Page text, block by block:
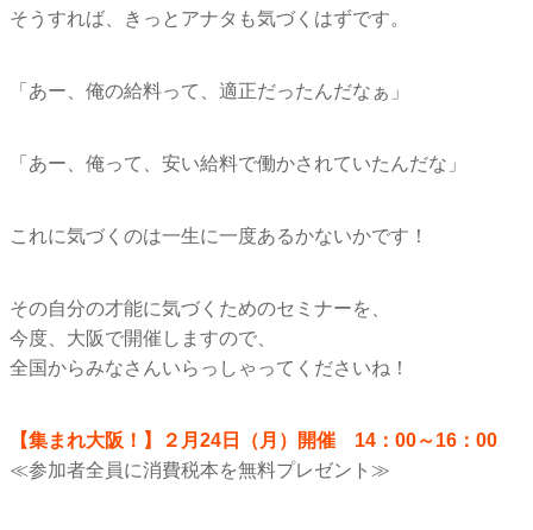
そうすれば、きっとアナタも気づくはずです。
「あー、俺の給料って、適正だったんだなぁ」
「あー、俺って、安い給料で働かされていたんだな」
これに気づくのは一生に一度あるかないかです！
その自分の才能に気づくためのセミナーを、
今度、大阪で開催しますので、
全国からみなさんいらっしゃってくださいね！
【集まれ大阪！】２月24日（月）開催 14：00～16：00
≪参加者全員に消費税本を無料プレゼント≫